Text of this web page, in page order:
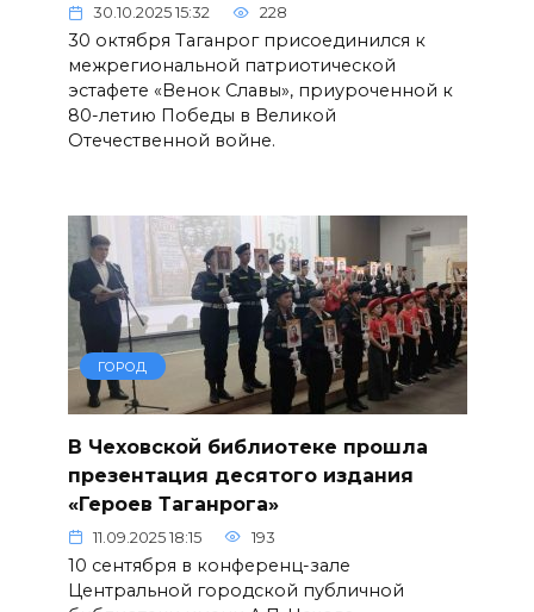
30.10.2025 15:32 228
30 октября Таганрог присоединился к
межрегиональной патриотической
эстафете «Венок Славы», приуроченной к
80-летию Победы в Великой
Отечественной войне.
ГОРОД
В Чеховской библиотеке прошла
презентация десятого издания
«Героев Таганрога»
11.09.2025 18:15 193
10 сентября в конференц-зале
Центральной городской публичной